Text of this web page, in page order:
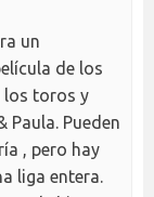
un
de los
los toros y
Paula. Pueden
, pero hay
liga entera.